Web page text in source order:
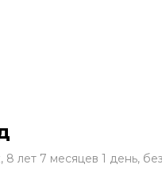
8 лет 7 месяцев 1 день,